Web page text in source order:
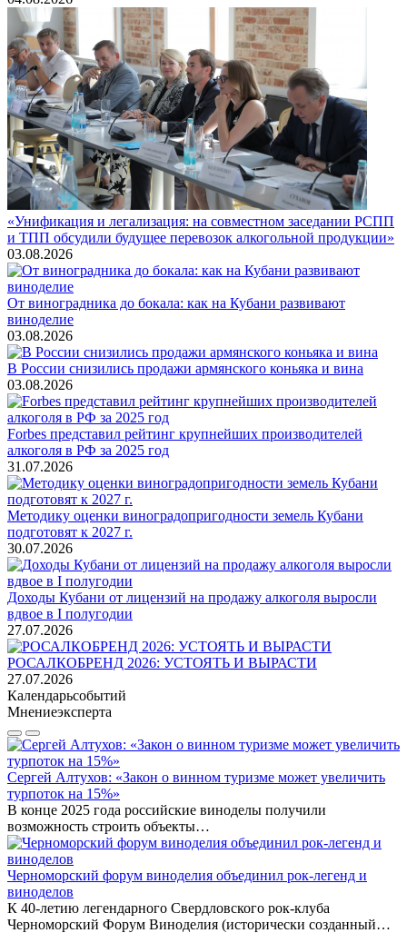
«Унификация и легализация: на совместном заседании РСПП
и ТПП обсудили будущее перевозок алкогольной продукции»
03.08.2026
От виноградника до бокала: как на Кубани развивают
виноделие
03.08.2026
В России снизились продажи армянского коньяка и вина
03.08.2026
Forbes представил рейтинг крупнейших производителей
алкоголя в РФ за 2025 год
31.07.2026
Методику оценки виноградопригодности земель Кубани
подготовят к 2027 г.
30.07.2026
Доходы Кубани от лицензий на продажу алкоголя выросли
вдвое в I полугодии
27.07.2026
РОСАЛКОБРЕНД 2026: УСТОЯТЬ И ВЫРАСТИ
27.07.2026
Календарьсобытий
Мнениеэксперта
Сергей Алтухов: «Закон о винном туризме может увеличить
турпоток на 15%»
В конце 2025 года российские виноделы получили
возможность строить объекты…
Черноморский форум виноделия объединил рок-легенд и
виноделов
К 40-летию легендарного Свердловского рок-клуба
Черноморский Форум Виноделия (исторически созданный…